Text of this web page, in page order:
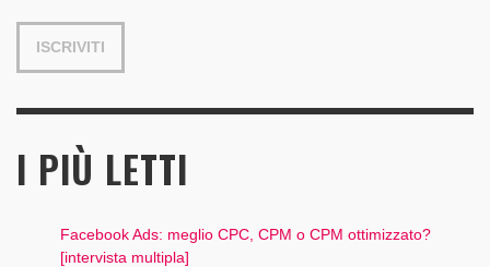
I PIÙ LETTI
Facebook Ads: meglio CPC, CPM o CPM ottimizzato?
[intervista multipla]